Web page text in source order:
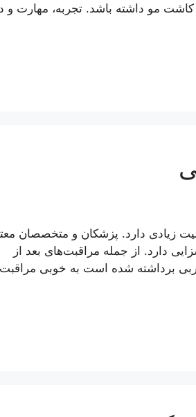
مو داشته باشد. تجربه، مهارت و
زیادی دارد. پزشکان و متخصصان
دارد. از جمله مراقبت‌های بعد از
برداشته شده است به خوبی